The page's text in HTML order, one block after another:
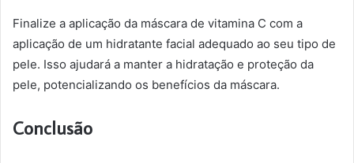
Finalize a aplicação da máscara de vitamina C com a
aplicação de um hidratante facial adequado ao seu tipo de
pele. Isso ajudará a manter a hidratação e proteção da
pele, potencializando os benefícios da máscara.
Conclusão